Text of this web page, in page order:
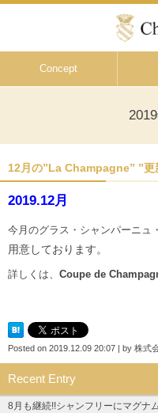
Concept
12月の”La Champagne” ”更
2019.12月
今月のグラス・シャンパーニュ
用意しております。
詳しくは、 Coupe de
Posted on 2019.12.09 20:07 by 株式
Recent Entry
8月も継続!!シャンフリーにマグナ